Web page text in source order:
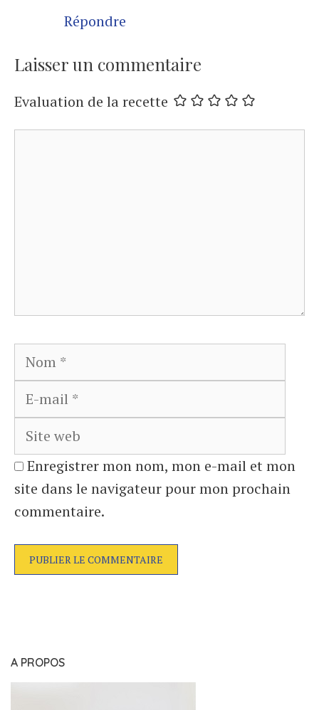
Répondre
Laisser un commentaire
Evaluation de la recette
Nom
Enregistrer mon nom, mon e-mail et mon
site dans le navigateur pour mon prochain
commentaire.
A PROPOS